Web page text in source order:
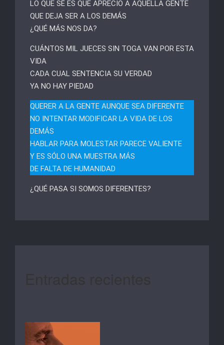
LO QUE SÉ ES QUE APRECIO A AQUELLA GENTE
QUE DEJA SER A LOS DEMÁS
¿QUÉ MÁS NOS DA?
CUÁNTOS MIL JUECES SIN TOGA VAN POR ESTA
VIDA
CADA CUAL SENTENCIA SU VERDAD
YA NO HAY PIEDAD
QUERER A LA GENTE AUNQUE SEA DIFERENTE
NO INTENTAR MODIFICAR LA VIDA DE LOS
DEMÁS
HABLAR PARA MOLESTAR PARECE VALIENTE
Y ES SÓLO UNA MUESTRA MÁS
DE FALTA DE HUMANIDAD
¿QUÉ PASA SI SOMOS DIFERENTES?